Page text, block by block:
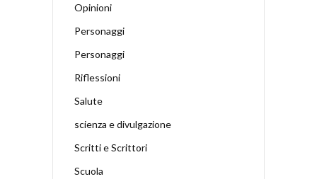
Opinioni
Personaggi
Personaggi
Riflessioni
Salute
scienza e divulgazione
Scritti e Scrittori
Scuola